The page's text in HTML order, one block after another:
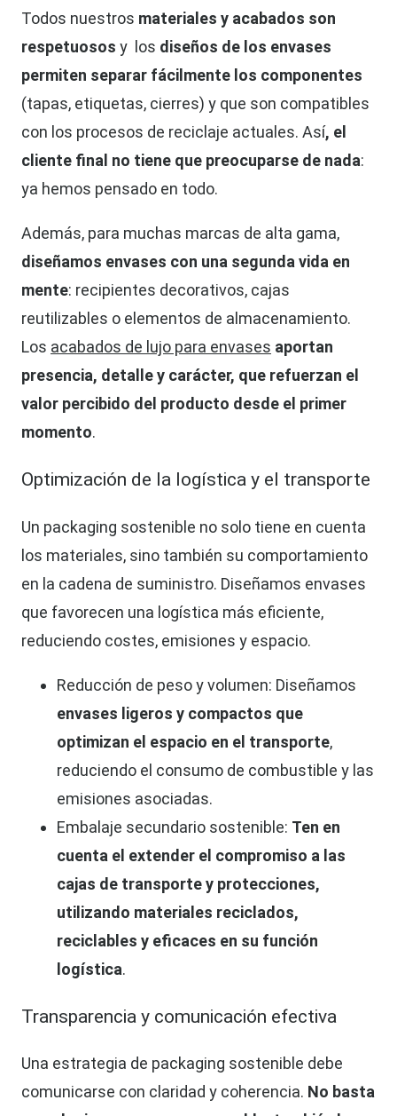
Todos nuestros materiales y acabados son
respetuosos y los diseños de los envases
permiten separar fácilmente los componentes
(tapas, etiquetas, cierres) y que son compatibles
con los procesos de reciclaje actuales. Así, el
cliente final no tiene que preocuparse de nada:
ya hemos pensado en todo.
Además, para muchas marcas de alta gama,
diseñamos envases con una segunda vida en
mente: recipientes decorativos, cajas
reutilizables o elementos de almacenamiento.
Los acabados de lujo para envases aportan
presencia, detalle y carácter, que refuerzan el
valor percibido del producto desde el primer
momento.
Optimización de la logística y el transporte
Un packaging sostenible no solo tiene en cuenta
los materiales, sino también su comportamiento
en la cadena de suministro. Diseñamos envases
que favorecen una logística más eficiente,
reduciendo costes, emisiones y espacio.
Reducción de peso y volumen: Diseñamos
envases ligeros y compactos que
optimizan el espacio en el transporte,
reduciendo el consumo de combustible y las
emisiones asociadas.
Embalaje secundario sostenible: Ten en
cuenta el extender el compromiso a las
cajas de transporte y protecciones,
utilizando materiales reciclados,
reciclables y eficaces en su función
logística.
Transparencia y comunicación efectiva
Una estrategia de packaging sostenible debe
comunicarse con claridad y coherencia. No basta